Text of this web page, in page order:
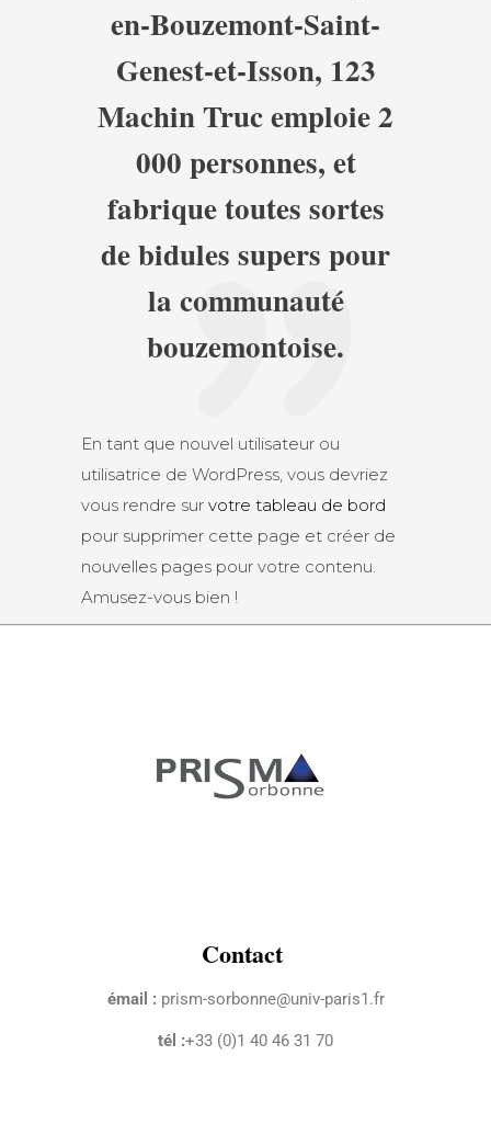
en-Bouzemont-Saint-
Genest-et-Isson, 123
Machin Truc emploie 2
000 personnes, et
fabrique toutes sortes
de bidules supers pour
la communauté
bouzemontoise.
En tant que nouvel utilisateur ou
utilisatrice de WordPress, vous devriez
vous rendre sur votre tableau de bord
pour supprimer cette page et créer de
nouvelles pages pour votre contenu.
Amusez-vous bien !
Contact
émail : prism-sorbonne@univ-paris1.fr
tél :+33 (0)1 40 46 31 70